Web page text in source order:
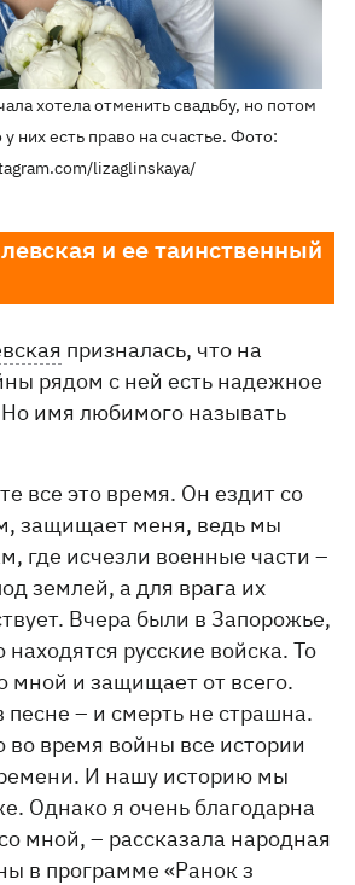
хотела отменить свадьбу, но потом
них есть право на счастье. Фото:
lizaglinskaya/
и ее таинственный
призналась, что на
рядом с ней есть надежное
имя любимого называть
все это время. Он ездит со
защищает меня, ведь мы
где исчезли военные части –
землей, а для врага их
Вчера были в Запорожье,
находятся русские войска. То
мной и защищает от всего.
– и смерть не страшна.
во время войны все истории
И нашу историю мы
Однако я очень благодарна
мной, – рассказала народная
в программе «Ранок з